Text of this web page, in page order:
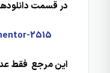
در قسمت
2515/
این مرجع فقط